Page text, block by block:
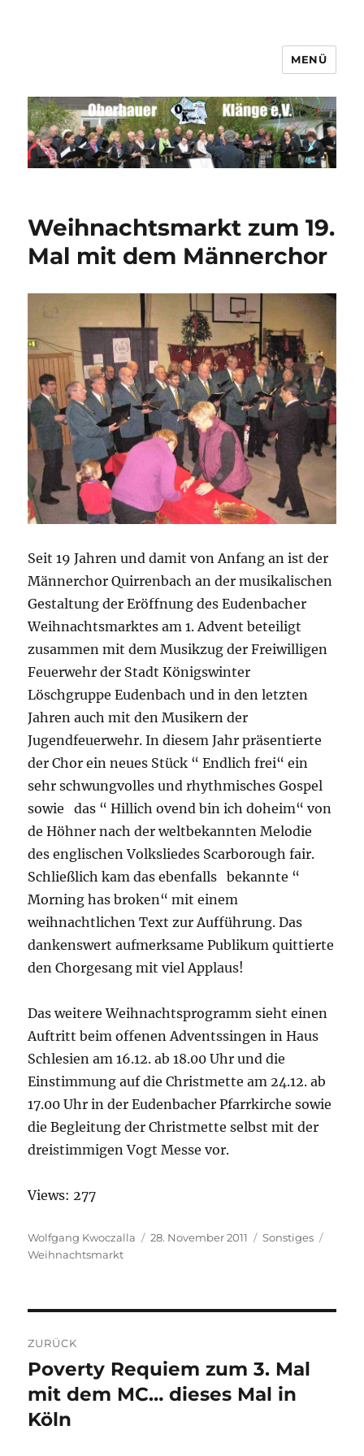
Männerchor Quirrenbach e.V.
MENÜ
Weihnachtsmarkt zum 19.
Mal mit dem Männerchor
Seit 19 Jahren und damit von Anfang an ist der
Männerchor Quirrenbach an der musikalischen
Gestaltung der Eröffnung des Eudenbacher
Weihnachtsmarktes am 1. Advent beteiligt
zusammen mit dem Musikzug der Freiwilligen
Feuerwehr der Stadt Königswinter
Löschgruppe Eudenbach und in den letzten
Jahren auch mit den Musikern der
Jugendfeuerwehr. In diesem Jahr präsentierte
der Chor ein neues Stück “ Endlich frei“ ein
sehr schwungvolles und rhythmisches Gospel
sowie das “ Hillich ovend bin ich doheim“ von
de Höhner nach der weltbekannten Melodie
des englischen Volksliedes Scarborough fair.
Schließlich kam das ebenfalls bekannte “
Morning has broken“ mit einem
weihnachtlichen Text zur Aufführung. Das
dankenswert aufmerksame Publikum quittierte
den Chorgesang mit viel Applaus!
Das weitere Weihnachtsprogramm sieht einen
Auftritt beim offenen Adventssingen in Haus
Schlesien am 16.12. ab 18.00 Uhr und die
Einstimmung auf die Christmette am 24.12. ab
17.00 Uhr in der Eudenbacher Pfarrkirche sowie
die Begleitung der Christmette selbst mit der
dreistimmigen Vogt Messe vor.
Views: 277
Autor
Wolfgang Kwoczalla
Veröffentlicht
28. November 2011 Kategorien
Sonstiges
Weihnachtsmarkt
ZURÜCK
Vorheriger
Beitrag:
Poverty Requiem zum 3. Mal
mit dem MC… dieses Mal in
Köln